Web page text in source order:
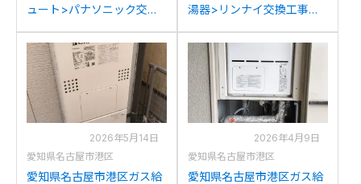
ュート>パナソニック交換
TU-37KFVからパナソニッ
クHE-S37LQSへの交換
湯器>リンナイ交換工事施
1608SAWからリンナイ
RUF-A2005SAW(C)への交
換
2026年5月14日
愛知県名古屋市港区
愛知県名古屋市港区ガス給
2026年4月9日
愛知県名古屋市港区
愛知県名古屋市港区ガス給